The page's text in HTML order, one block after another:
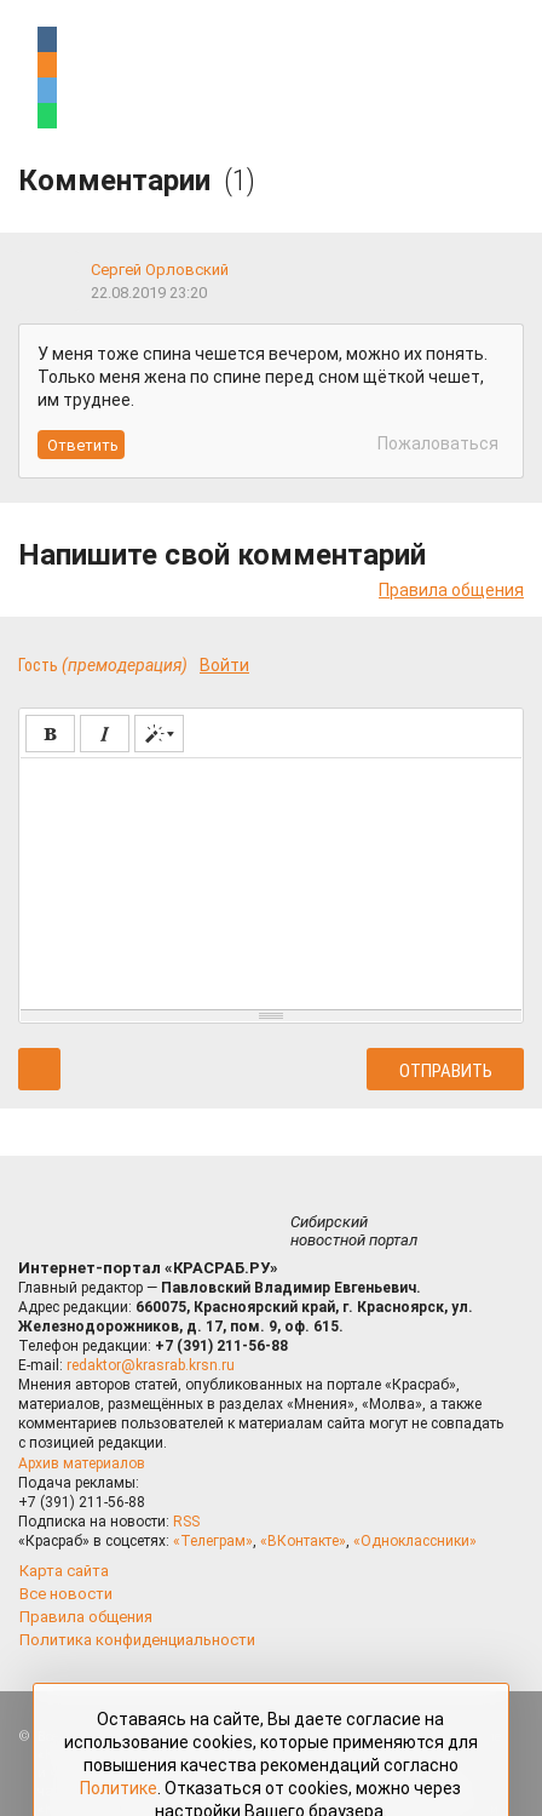
Комментарии (1)
Сергей Орловский
22.08.2019 23:20
У меня тоже спина чешется вечером, можно их понять.
Только меня жена по спине перед сном щёткой чешет,
им труднее.
Пожаловаться
Напишите свой комментарий
Правила общения
Гость (премодерация) Войти
Сибирский
новостной портал
Интернет-портал «КРАСРАБ.РУ»
Главный редактор — Павловский Владимир Евгеньевич.
Адрес редакции: 660075, Красноярский край, г. Красноярск, ул.
Железнодорожников, д. 17, пом. 9, оф. 615.
Телефон редакции: +7 (391) 211-56-88
E-mail: redaktor@krasrab.krsn.ru
Мнения авторов статей, опубликованных на портале «Красраб»,
материалов, размещённых в разделах «Мнения», «Молва», а также
комментариев пользователей к материалам сайта могут не совпадать
с позицией редакции.
Архив материалов
Подача рекламы:
+7 (391) 211-56-88
Подписка на новости: RSS
«Красраб» в соцсетях: «Телеграм», «ВКонтакте», «Одноклассники»
Карта сайта
Все новости
Правила общения
Политика конфиденциальности
Все права защищены. Любые материалы, размещённые на портале
«Красраб.ру» сотрудниками редакции, нештатными авторами
и читателями, являются объектами авторского права. Полное или
частичное использование материалов, размещённых на портале
«Красраб.ру», допускается только с письменного согласия редакции
Оставаясь на сайте, Вы даете согласие на
использование cookies, которые применяются для
повышения качества рекомендаций согласно
Политике . Отказаться от cookies, можно через
настройки Вашего браузера.